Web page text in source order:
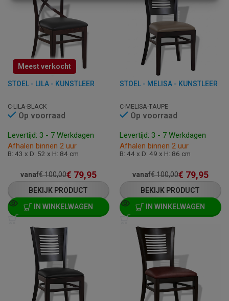
Meest verkocht
STOEL - LILA - KUNSTLEER
C-LILA-BLACK
Op voorraad
Levertijd: 3 - 7 Werkdagen
Afhalen binnen 2 uur
B: 43 x D: 52 x H: 84 cm
vanaf€100,00€ 79,95
BEKIJK PRODUCT
IN WINKELWAGEN
STOEL - MELISA - KUNSTLEER
C-MELISA-TAUPE
Op voorraad
Levertijd: 3 - 7 Werkdagen
Afhalen binnen 2 uur
B: 44 x D: 49 x H: 86 cm
vanaf€100,00€ 79,95
BEKIJK PRODUCT
IN WINKELWAGEN